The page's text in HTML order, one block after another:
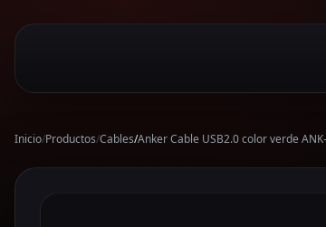
Inicio/Productos/Cables/Anker Cable USB2.0 color verde